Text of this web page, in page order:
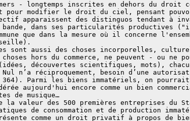
- longtemps inscrites en dehors du droit
pour modifier le droit du ciel, pensant
apparaissent des distinguos tendant à
dans ses particularités productives
que dans la mesure où il concerne
sont aussi des choses incorporelles,
hors du commerce, ne peuvent - ou ne
(idées, découvertes scientifiques, mots),
n’a réciproquement, besoin d’une
364). Parmi les biens immatériels, on
aujourd'hui encore comme un bien
de musique…
des 500 premières entreprises du
de consommation et de production
comme un droit privatif à propos de